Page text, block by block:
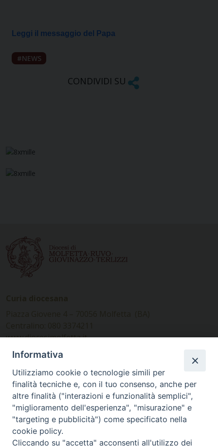
Leggi il messaggio del Papa
NEWS
CONDIVIDI SU
www.diocesimolfetta.it –
diocesimolfetta@pec.chiesacattolica.it
Ufficio Comunicazioni sociali
Piazza Giovene 4 – 70056 Molfetta (BA)
comunicazionisociali@diocesimolfetta.it
SEGUICI SU
Informativa
Utilizziamo cookie o tecnologie simili per
finalità tecniche e, con il tuo consenso, anche per
altre finalità ("interazioni e funzionalità semplici",
"miglioramento dell'esperienza", "misurazione" e
"targeting e pubblicità") come specificato nella
cookie policy.
Cliccando su "accetta" acconsenti all'utilizzo dei